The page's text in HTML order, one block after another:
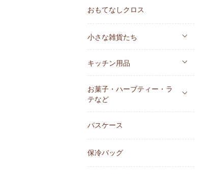
おもてなしクロス
小さな雑貨たち
キッチン用品
お菓子・ハーブティー・ラ
テなど
パスケース
保冷バッグ